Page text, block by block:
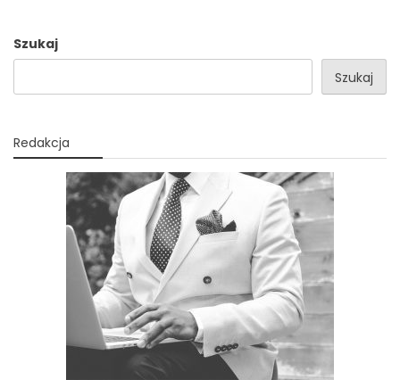
Szukaj
Szukaj
Redakcja